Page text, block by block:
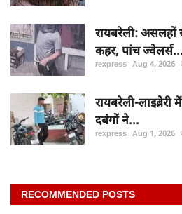
रायबरेली: असलहों
कहर, पांच ज्वेलर्स...
rexpress Aug 4, 2026
रायबरेली-
दबंगों ने...
rexpress Aug 1, 2026
RECOMMENDED POSTS